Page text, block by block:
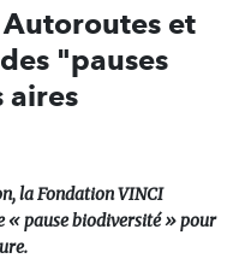
et
"pauses
aires
la Fondation VINCI
« pause biodiversité » pour